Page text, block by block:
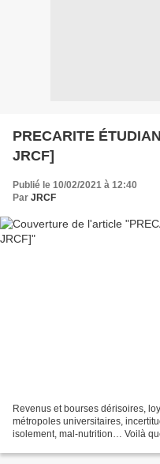
PRECARITE
JRCF]
Publié le 10/02/2021 à 12:40
Par JRCF
Revenus et bourses dérisoires,
métropoles universitaires,
isolement, mal-nutrition… Voilà